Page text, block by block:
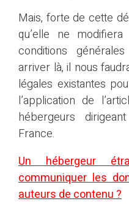
Mais, forte de cette
qu’elle ne
conditions générales
arriver là, il nous
légales existantes
l’application de
hébergeurs
France.
Un hébergeur
communiquer les
auteurs de contenu ?